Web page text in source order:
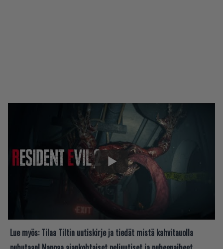
Lue myös: Tilaa Tiltin uutiskirje ja tiedät mistä kahvitauolla